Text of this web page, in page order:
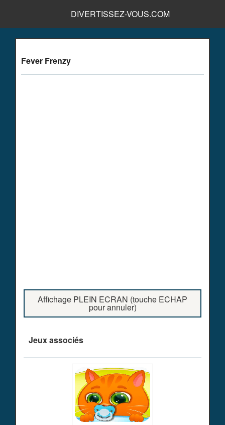
DIVERTISSEZ-VOUS.COM
Fever Frenzy
Affichage PLEIN ECRAN (touche ECHAP
pour annuler)
Jeux associés